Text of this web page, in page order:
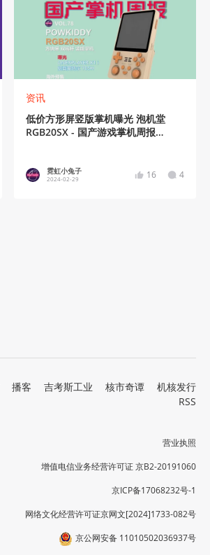
资讯
低价方形屏竖版掌机曝光 泡机堂
RGB20SX - 国产游戏掌机周报
霓虹小兔子
2024-02-29 16 4
播客 吉考斯工业 核市奇谭
机核发行
RSS
营业执照
增值电信业务经营许可证 京B2-20191060
京ICP备17068232号-1
网络文化经营许可证京网文[2024]1733-082号
京公网安备 11010502036937号